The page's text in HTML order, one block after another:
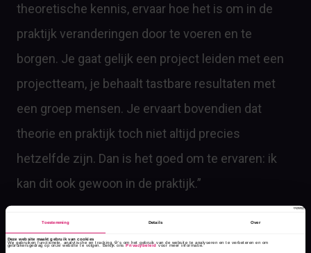
Toestemming Details Over
Deze website maakt gebruik van cookies
We gebruiken functionele, analytische en tracking 🍪’s om het gebruik van de website te analyseren en te verbeteren en om
gebruikersgedrag op onze website te volgen. Bekijk onsPrivacybeleidvoor meer informatie.
theoretische kennis, ervaar hoe het is om in de
praktijk veranderingen door te voeren en te
borgen. Je gaat gelijk een project leiden met een
projectteam, je behaalt tastbare resultaten met
een groep mensen. Je ervaart bovendien dat
theorie en praktijk toch niet altijd precies
hetzelfde zijn. Dan is het goed om te ervaren: ik
kan dit ook gewoon in de praktijk.”